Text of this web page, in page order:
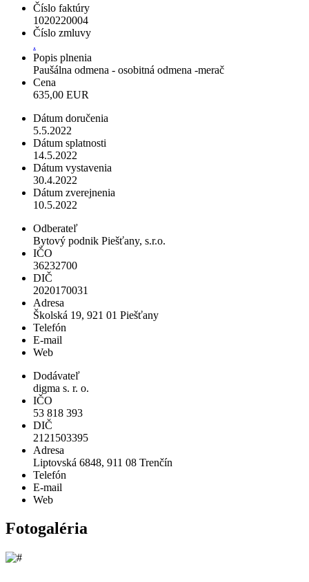
Číslo faktúry
1020220004
Číslo zmluvy
.
Popis plnenia
Paušálna odmena - osobitná odmena -merač
Cena
635,00 EUR
Dátum doručenia
5.5.2022
Dátum splatnosti
14.5.2022
Dátum vystavenia
30.4.2022
Dátum zverejnenia
10.5.2022
Odberateľ
Bytový podnik Piešťany, s.r.o.
IČO
36232700
DIČ
2020170031
Adresa
Školská 19, 921 01 Piešťany
Telefón
E-mail
Web
Dodávateľ
digma s. r. o.
IČO
53 818 393
DIČ
2121503395
Adresa
Liptovská 6848, 911 08 Trenčín
Telefón
E-mail
Web
Fotogaléria